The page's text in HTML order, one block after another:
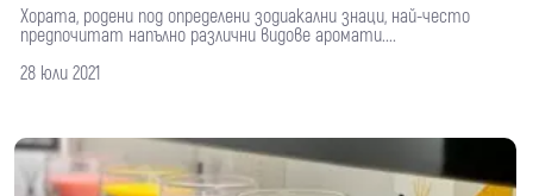
Хората, родени под определени зодиакални знаци, най-често
предпочитат напълно различни видове аромати....
28 юли 2021